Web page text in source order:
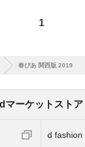
1
春ぴあ 関西版 2019
dマーケットストア
d fashion